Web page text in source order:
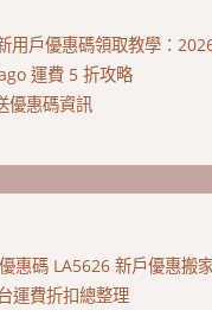
優惠碼資訊
運費折扣總整理